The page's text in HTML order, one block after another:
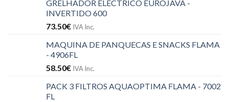
GRELHADOR ELÉCTRICO EUROJAVA -
INVERTIDO 600
73.50€ IVA Inc.
MAQUINA DE PANQUECAS E SNACKS FLAMA
- 4906FL
58.50€ IVA Inc.
PACK 3 FILTROS AQUAOPTIMA FLAMA - 7002
FL